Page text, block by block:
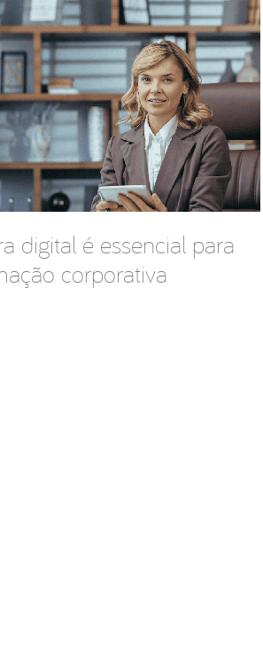
digital é essencial para
corporativa